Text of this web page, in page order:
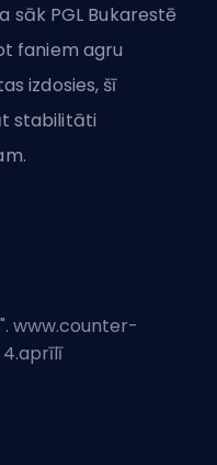
sāk PGL Bukarestē
faniem agru
izdosies, šī
stabilitāti
". www.counter-
4.aprīlī